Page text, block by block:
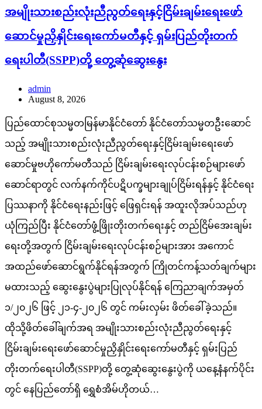
အမျိုးသားစည်းလုံးညီညွတ်ရေးနှင့်ငြိမ်းချမ်းရေးဖော်
ဆောင်မှုညှိနှိုင်းရေးကော်မတီနှင့် ရှမ်းပြည်တိုးတက်
ရေးပါတီ(SSPP)တို့ တွေ့ဆုံဆွေးနွေး
admin
August 8, 2026
ပြည်ထောင်စုသမ္မတမြန်မာနိုင်ငံတော် နိုင်ငံတော်သမ္မတဦးဆောင်
သည့် အမျိုးသားစည်းလုံးညီညွတ်ရေးနှင့်ငြိမ်းချမ်းရေးဖော်
ဆောင်မှုဗဟိုကော်မတီသည် ငြိမ်းချမ်းရေးလုပ်ငန်းစဉ်များဖော်
ဆောင်ရာတွင် လက်နက်ကိုင်ပဋိပက္ခများချုပ်ငြိမ်းရန်နှင့် နိုင်ငံရေး
ပြဿနာကို နိုင်ငံရေးနည်းဖြင့် ဖြေရှင်းရန် အထူးလိုအပ်သည်ဟု
ယုံကြည်ပြီး နိုင်ငံတော်ဖွံ့ဖြိုးတိုးတက်ရေးနှင့် တည်ငြိမ်အေးချမ်း
ရေးတို့အတွက် ငြိမ်းချမ်းရေးလုပ်ငန်းစဉ်များအား အကောင်
အထည်ဖော်ဆောင်ရွက်နိုင်ရန်အတွက် ကြိုတင်ကန့်သတ်ချက်များ
မထားသည့် ဆွေးနွေးပွဲများပြုလုပ်နိုင်ရန် ကြေညာချက်အမှတ်
၁/၂၀၂၆ ဖြင့် ၂၁-၄-၂၀၂၆ တွင် ကမ်းလှမ်း ဖိတ်ခေါ်ခဲ့သည်။
ထိုသို့ဖိတ်ခေါ်ချက်အရ အမျိုးသားစည်းလုံးညီညွတ်ရေးနှင့်
ငြိမ်းချမ်းရေးဖော်ဆောင်မှုညှိနှိုင်းရေးကော်မတီနှင့် ရှမ်းပြည်
တိုးတက်ရေးပါတီ(SSPP)တို့ တွေ့ဆုံဆွေးနွေးပွဲကို ယနေ့နံနက်ပိုင်း
တွင် နေပြည်တော်ရှိ ရွှေစံအိမ်ဟိုတယ်…